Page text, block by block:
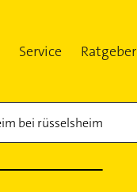
Service Ratgeber